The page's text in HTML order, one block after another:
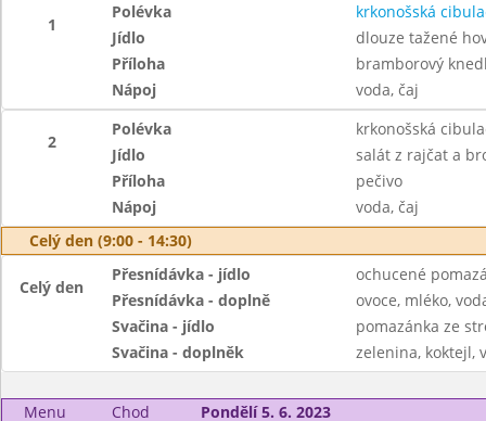
1
Polévka
krkonošská
Jídlo
dlouze tažené
Příloha
bramborový
Nápoj
voda, čaj
2
Polévka
krkonošská
Jídlo
salát z rajčat a
Příloha
pečivo
Nápoj
voda, čaj
Celý den (9:00 - 14:30)
Celý den
Přesnídávka - jídlo
ochucené
Přesnídávka - doplně
ovoce, mléko,
Svačina - jídlo
pomazánka ze
Svačina - doplněk
zelenina, koktejl,
Menu Chod
Pondělí 5. 6. 2023